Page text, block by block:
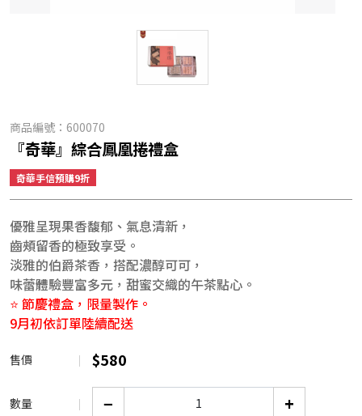
商品編號： 600070
『奇華』綜合鳳凰捲禮盒
奇華手信預購9折
優雅呈現果香馥郁、氣息清新，
齒頰留香的極致享受。
淡雅的伯爵茶香，搭配濃醇可可，
味蕾體驗豐富多元，甜蜜交織的午茶點心。
⭐ 節慶禮盒，限量製作。
9月初依訂單陸續配送
售價 $580
數量 − +